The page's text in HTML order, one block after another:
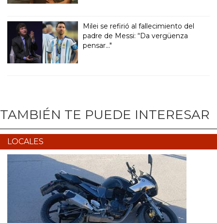
Milei se refirió al fallecimiento del
padre de Messi: “Da vergüenza
pensar..."
TAMBIÉN TE PUEDE INTERESAR
LOCALES